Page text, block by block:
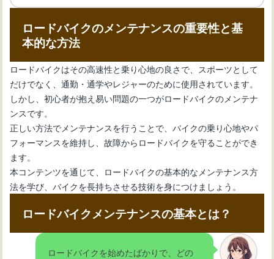
上級技術まで
自転車組み立てガイド：初心者向けス
テップバイステップ解説
サイクリング初心者ガイド：基礎知識
から楽しみ方まで
ロードバイクのメンテナンスの重要性と基
本的な方法
ロードバイクはその高速性と乗り心地の良さで、スポーツとして
だけでなく、通勤・通学やレジャーのために使用されています。
しかし、初心者が抱え易い問題の一つがロードバイクのメンテナ
ンスです。
正しい方法でメンテナンスを行うことで、バイクの乗り心地やパ
フォーマンスを維持し、故障からロードバイクを守ることができ
ます。
本コンテンツを通じて、ロードバイクの基本的なメンテナンス方
法を学び、バイクを長持ちさせる技術を身につけましょう。
ロードバイクメンテナンスの基本とは？
ロードバイクを始めたばかりで、どの